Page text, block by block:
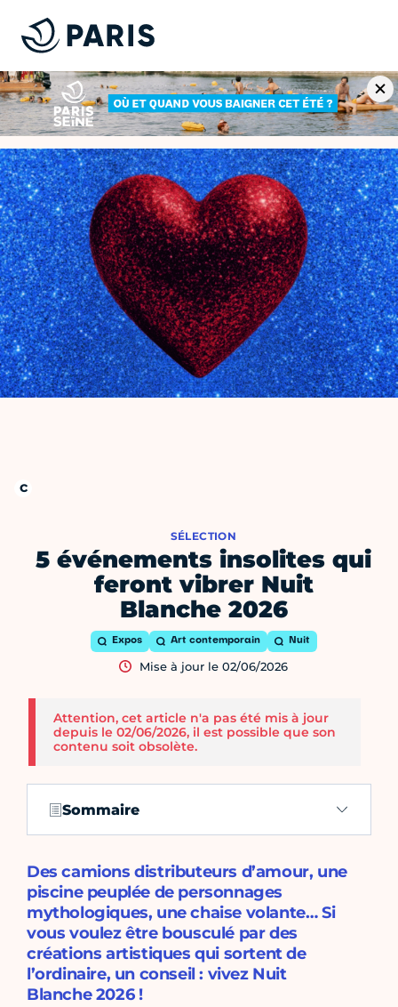
5 événements insolites qui
feront vibrer Nuit
Blanche 2026
SÉLECTION
Expos Art contemporain Nuit
Mise à jour le 02/06/2026
Attention, cet article n'a pas été mis à jour
depuis le 02/06/2026, il est possible que son
contenu soit obsolète.
Sommaire
Des camions distributeurs d’amour, une
piscine peuplée de personnages
mythologiques, une chaise volante… Si
vous voulez être bousculé par des
créations artistiques qui sortent de
l’ordinaire, un conseil : vivez Nuit
Blanche 2026 !